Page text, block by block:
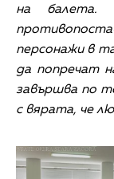
на балета.
персонажи в
да попречат
завършва по
с вярата, че